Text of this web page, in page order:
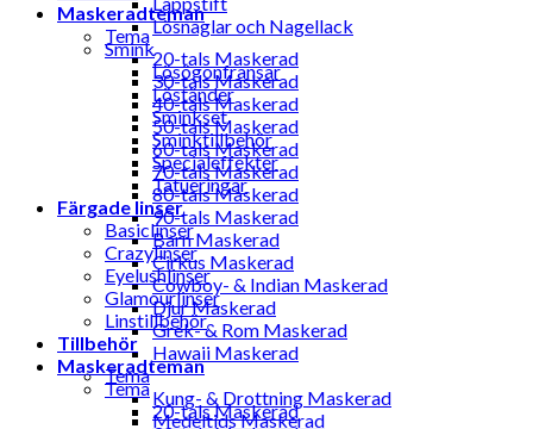
Maskeradteman
Tema
20-tals Maskerad
30-tals Maskerad
40-tals Maskerad
50-tals Maskerad
60-tals Maskerad
70-tals Maskerad
80-tals Maskerad
90-tals Maskerad
Barn Maskerad
Cirkus Maskerad
Cowboy- & Indian Maskerad
Djur Maskerad
Grek- & Rom Maskerad
Hawaii Maskerad
Tema
Kung- & Drottning Maskerad
Medeltids Maskerad
Lösnaglar och Nagellack
Smink
Lösögonfransar
Löständer
Sminkset
Sminktillbehör
Specialeffekter
Tatueringar
Färgade linser
Basiclinser
Crazylinser
Eyelushlinser
Glamourlinser
Linstillbehör
Tillbehör
Maskeradteman
Tema
20-tals Maskerad